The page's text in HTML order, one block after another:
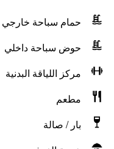
حمام سباحة خارجي
حوض سباحة داخلي
مركز اللياقة البدنية
مطعم
بار / صالة